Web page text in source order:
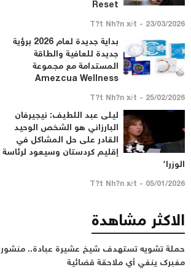
Reset
23/03/2026 - T?t Nh?n xét
بداية جديدة لعام 2026 برؤية
جديدة للعافية والطاقة
المستدامة مع مجموعة
Amezcua Wellness
25/02/2026 - T?t Nh?n xét
ليلى عبد اللطيف: نيجيرفان
البارزاني هو الشخص الوحيد
القادر على حل المشاكل في
إقليم كردستان وسيعود لرئاسة
الوزراء
05/01/2026 - T?t Nh?n xét
الاكثر مشاهدة
حملة تشويه تستهدف شيخ عشيرة عبادة.. منشور
مفبرك ينفي أي ملاحقة قضائية